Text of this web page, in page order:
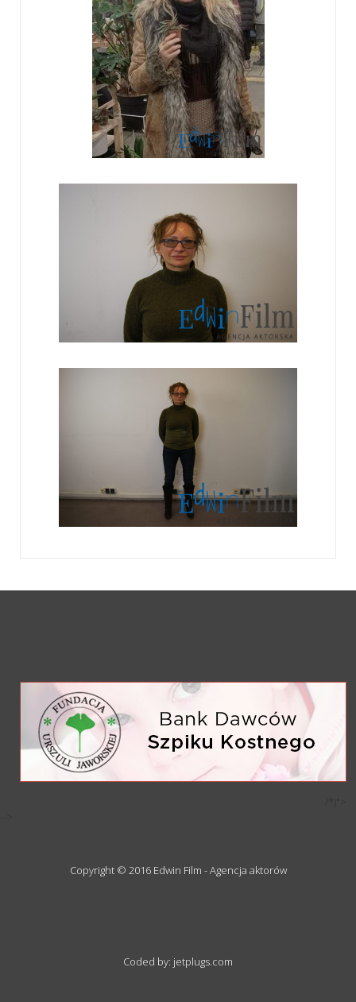
Copyright © 2016 Edwin Film - Agencja aktorów
Coded by: jetplugs.com